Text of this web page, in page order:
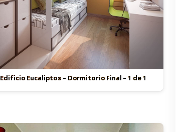
Edificio Eucaliptos – Dormitorio Final – 1 de 1